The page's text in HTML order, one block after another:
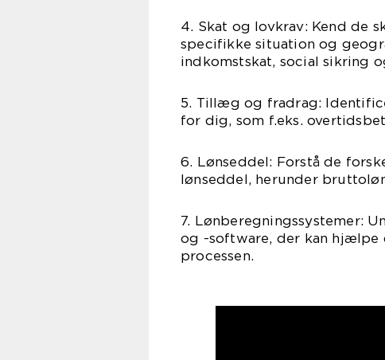
4. Skat og lovkrav: Kend de
specifikke situation og
indkomstskat, social sikring
5. Tillæg og fradrag:
for dig, som f.eks.
6. Lønseddel: Forstå de
lønseddel, herunder
7. Lønberegningssystemer:
og -software, der kan hjælpe
processen.